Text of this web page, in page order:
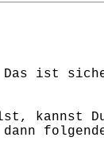
Das ist
kannst